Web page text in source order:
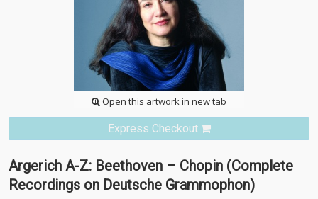
Open this artwork in new tab
Express Checkout
Argerich A-Z: Beethoven – Chopin (Complete
Recordings on Deutsche Grammophon)